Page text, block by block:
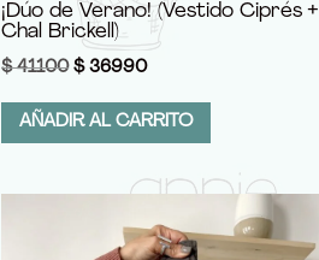
¡Dúo de Verano! (Vestido Ciprés +
Chal Brickell)
$41100 El
original
$ 41100.
$36990El
actual
$ 36990.
AÑADIR AL CARRITO